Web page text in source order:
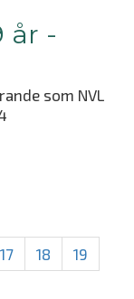
år -
som NVL
17 18
19